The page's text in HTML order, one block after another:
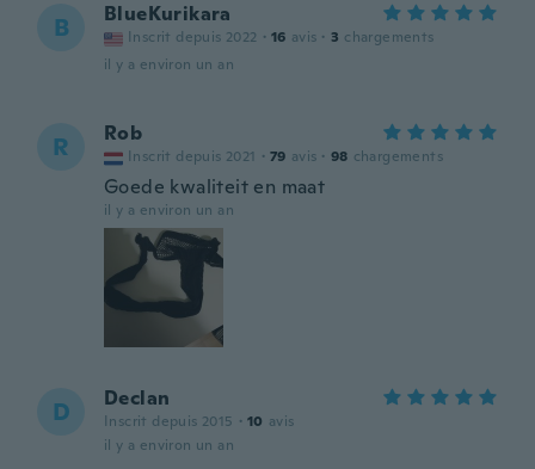
B BlueKurikara
Inscrit depuis 2022 · 16 avis · 3 chargements
il y a environ un an
R Rob
Inscrit depuis 2021 · 79 avis · 98 chargements
Goede kwaliteit en maat
il y a environ un an
D Declan
Inscrit depuis 2015 · 10 avis
il y a environ un an